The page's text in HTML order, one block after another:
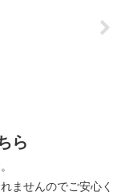
ら
ませんのでご安心く